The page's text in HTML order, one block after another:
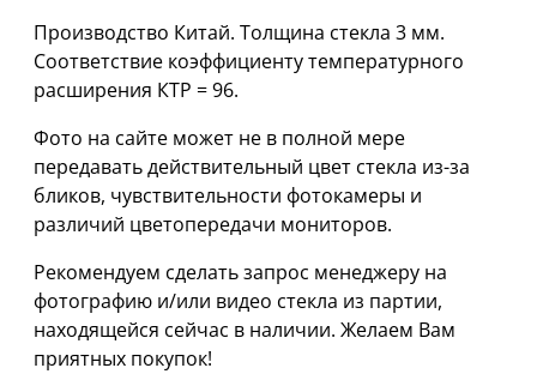
Производство Китай. Толщина стекла 3 мм.
Соответствие коэффициенту температурного
расширения КТР = 96.
Фото на сайте может не в полной мере
передавать действительный цвет стекла из-за
бликов, чувствительности фотокамеры и
различий цветопередачи мониторов.
Рекомендуем сделать запрос менеджеру на
фотографию и/или видео стекла из партии,
находящейся сейчас в наличии. Желаем Вам
приятных покупок!